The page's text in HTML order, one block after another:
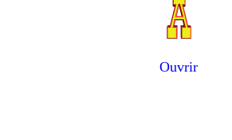
Ouvrir